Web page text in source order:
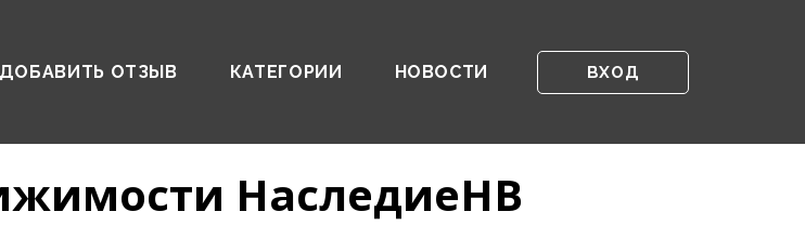
ДОБАВИТЬ ОТЗЫВ КАТЕГОРИИ НОВОСТИ ВХОД
НаследиеНВ